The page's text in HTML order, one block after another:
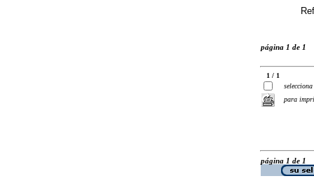
página 1 de 1
1 / 1
selecciona
para
página 1 de 1